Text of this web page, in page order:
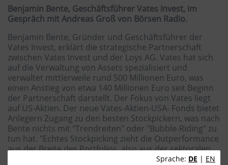
Sprache: DE | EN
Benjamin Bente, Geschäftsführer Vates Invest, im
Gespräch mit Andreas Groß von Börsen Radio.
Benjamin Bente, Gründer und Geschäftsführer der
Vates Invest, erklärt die strategische Partnerschaft
zwischen Vates Invest und der Loys AG. Vates hat sich
auf die Verwaltung von Assets spezialisiert und
verwaltet mittlerweile rund 500 Millionen Euro, was
einen Anstieg von etwa 140 Millionen Euro seit Beginn
der Partnerschaft darstellt. Der Fokus von Vates liegt
auf US-Aktien. Der neue Vates-Aktien-USA- Fonds bietet
Anlegern Zugang zu den besten Stockpickern, was nach
Bente nichts mit "Trendreiten" oder "Bubble-Riding" zu
tun hat. "Echtes Stockpicking zieht die Outperformance
aus der Breite des Portfolios, also aus der sektoralen
Vielfalt." 5 % Alpha fast ohne Berücksichtigung der Mag